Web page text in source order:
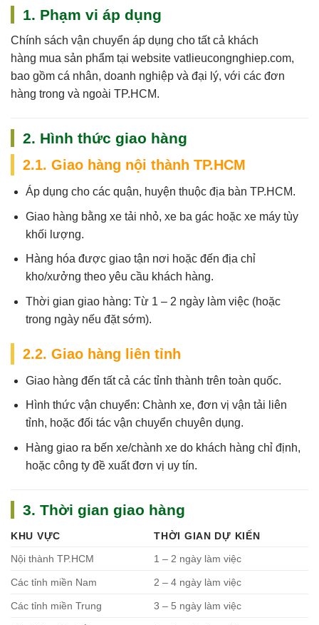
1. Phạm vi áp dụng
Chính sách vận chuyển áp dụng cho tất cả khách
hàng mua sản phẩm tại website vatlieucongnghiep.com,
bao gồm cá nhân, doanh nghiệp và đại lý, với các đơn
hàng trong và ngoài TP.HCM.
2. Hình thức giao hàng
2.1. Giao hàng nội thành TP.HCM
Áp dụng cho các quận, huyện thuộc địa bàn TP.HCM.
Giao hàng bằng xe tải nhỏ, xe ba gác hoặc xe máy tùy
khối lượng.
Hàng hóa được giao tận nơi hoặc đến địa chỉ
kho/xưởng theo yêu cầu khách hàng.
Thời gian giao hàng: Từ 1 – 2 ngày làm việc (hoặc
trong ngày nếu đặt sớm).
2.2. Giao hàng liên tỉnh
Giao hàng đến tất cả các tỉnh thành trên toàn quốc.
Hình thức vận chuyển: Chành xe, đơn vị vận tải liên
tỉnh, hoặc đối tác vận chuyển chuyên dụng.
Hàng giao ra bến xe/chành xe do khách hàng chỉ định,
hoặc công ty đề xuất đơn vị uy tín.
3. Thời gian giao hàng
KHU VỰC
THỜI GIAN DỰ KIẾN
Nội thành TP.HCM
1 – 2 ngày làm việc
Các tỉnh miền Nam 2 – 4 ngày làm việc
Các tỉnh miền Trung 3 – 5 ngày làm việc